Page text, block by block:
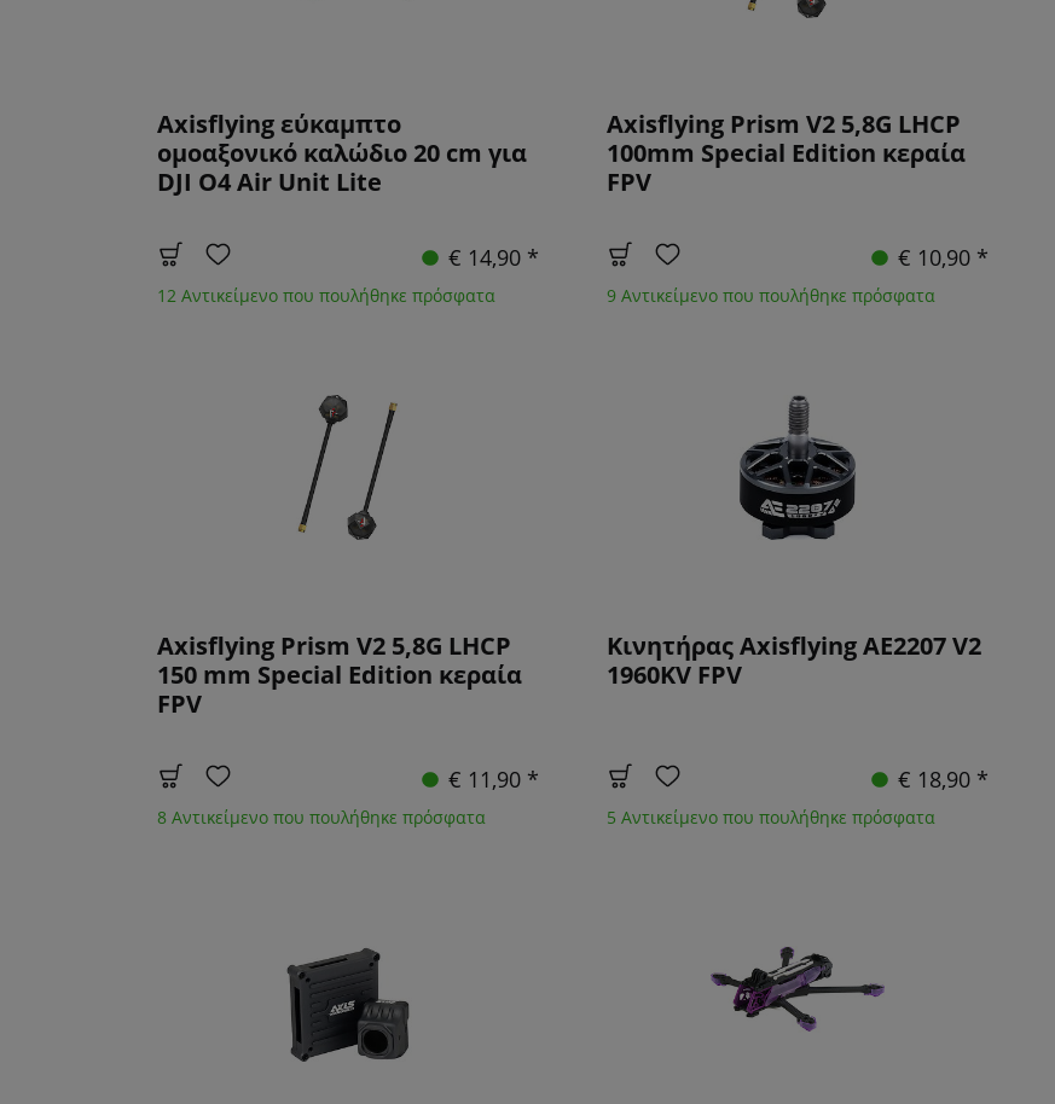
Axisflying εύκαμπτο
ομοαξονικό καλώδιο 20 cm για
DJI O4 Air Unit Lite
€ 14,90 *
12 Αντικείμενο που πουλήθηκε πρόσφατα
Axisflying Prism V2 5,8G LHCP
100mm Special Edition κεραία
FPV
€ 10,90 *
9 Αντικείμενο που πουλήθηκε πρόσφατα
Axisflying Prism V2 5,8G LHCP
150 mm Special Edition κεραία
FPV
€ 11,90 *
8 Αντικείμενο που πουλήθηκε πρόσφατα
Κινητήρας Axisflying AE2207 V2
1960KV FPV
€ 18,90 *
5 Αντικείμενο που πουλήθηκε πρόσφατα